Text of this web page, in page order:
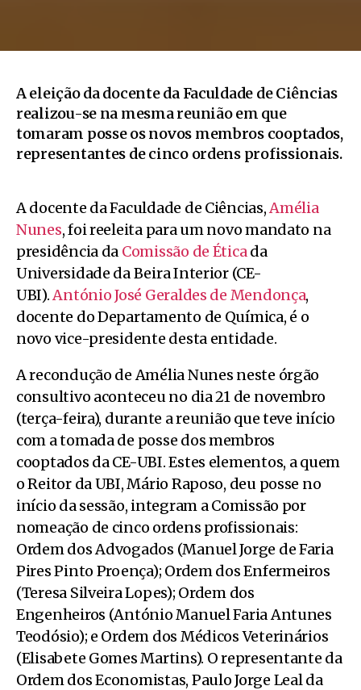
A eleição da docente da Faculdade de Ciências
realizou-se na mesma reunião em que
tomaram posse os novos membros cooptados,
representantes de cinco ordens profissionais.
A docente da Faculdade de Ciências,Amélia
Nunes, foi reeleita para um novo mandato na
presidência da Comissão de Éticada
Universidade da Beira Interior (CE-
UBI).António José Geraldes de Mendonça,
docente do Departamento de Química, é o
novo vice-presidente desta entidade.
A recondução de Amélia Nunes neste órgão
consultivo aconteceu no dia 21 de novembro
(terça-feira), durante a reunião que teve início
com a tomada de posse dos membros
cooptados da CE-UBI. Estes elementos, a quem
o Reitor da UBI, Mário Raposo, deu posse no
início da sessão, integram a Comissão por
nomeação de cinco ordens profissionais:
Ordem dos Advogados (Manuel Jorge de Faria
Pires Pinto Proença); Ordem dos Enfermeiros
(Teresa Silveira Lopes); Ordem dos
Engenheiros (António Manuel Faria Antunes
Teodósio); e Ordem dos Médicos Veterinários
(Elisabete Gomes Martins). O representante da
Ordem dos Economistas, Paulo Jorge Leal da